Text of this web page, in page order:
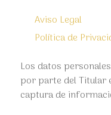
Aviso Legal
Política de
Los datos
por parte del Titular
captura de